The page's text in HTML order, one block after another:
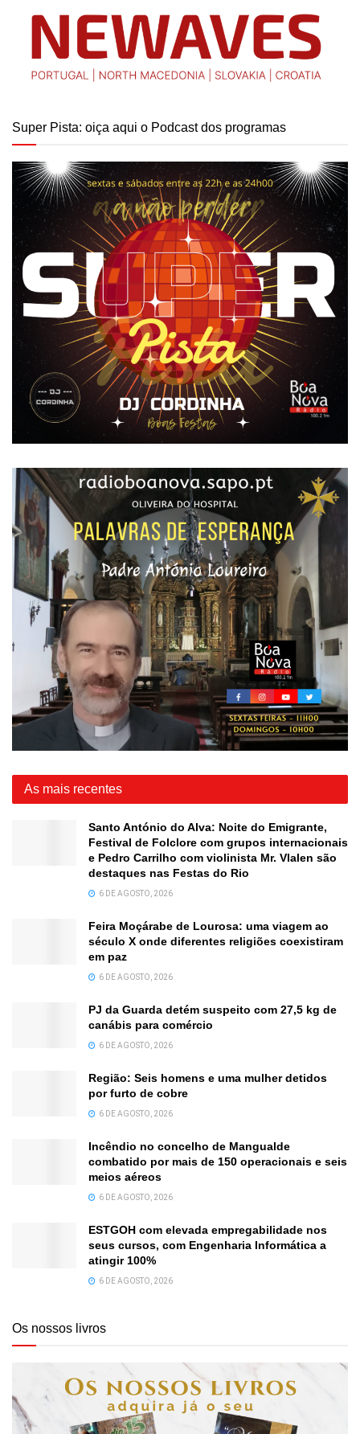
Super Pista: oiça aqui o Podcast dos programas
As mais recentes
Santo António do Alva: Noite do Emigrante,
Festival de Folclore com grupos internacionais
e Pedro Carrilho com violinista Mr. Vlalen são
destaques nas Festas do Rio
6 DE AGOSTO, 2026
Feira Moçárabe de Lourosa: uma viagem ao
século X onde diferentes religiões coexistiram
em paz
6 DE AGOSTO, 2026
PJ da Guarda detém suspeito com 27,5 kg de
canábis para comércio
6 DE AGOSTO, 2026
Região: Seis homens e uma mulher detidos
por furto de cobre
6 DE AGOSTO, 2026
Incêndio no concelho de Mangualde
combatido por mais de 150 operacionais e seis
meios aéreos
6 DE AGOSTO, 2026
ESTGOH com elevada empregabilidade nos
seus cursos, com Engenharia Informática a
atingir 100%
6 DE AGOSTO, 2026
Os nossos livros